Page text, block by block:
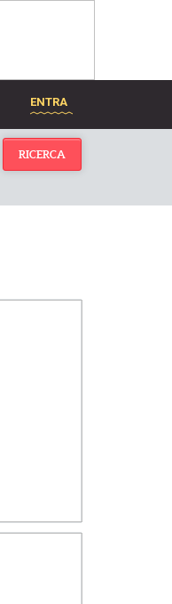
ENTRA
RICERCA